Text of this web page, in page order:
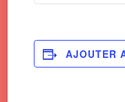
AJOUTER